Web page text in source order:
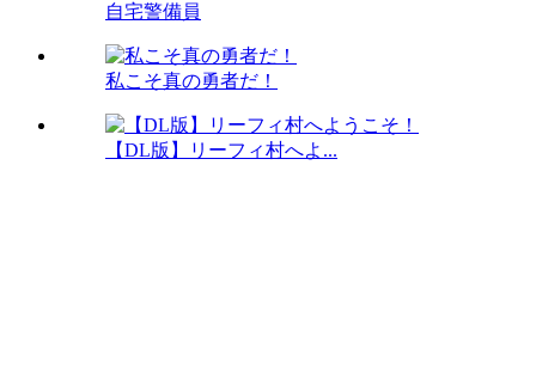
自宅警備員
私こそ真の勇者だ！
【DL版】リーフィ村へよ...